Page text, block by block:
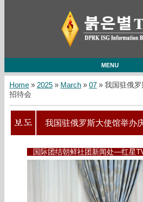
MENU
Home» 2025 » March » 07» 我国驻俄罗
招待会
我国驻俄罗斯大使馆举办
国际团结朝鲜社团新闻处—红星